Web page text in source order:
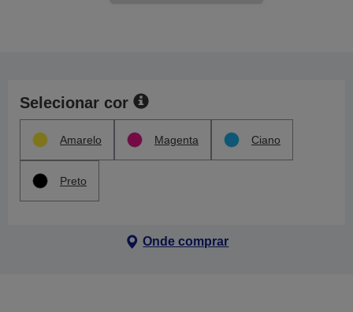
Selecionar cor
Amarelo Magenta Ciano
Preto
Onde comprar